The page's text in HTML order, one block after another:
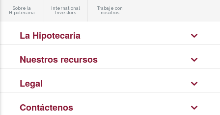
Sobre la
Hipotecaria
International
Investors
Trabaje con
nosotros
La Hipotecaria
Nuestros recursos
Legal
Contáctenos